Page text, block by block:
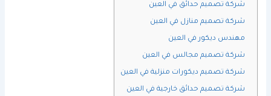
شركة تصميم حدائق في العين
شركة تصميم منازل في العين
مهندس ديكور في العين
شركة تصميم مجالس في العين
شركة تصميم ديكورات منزلية في العين
شركة تصميم حدائق خارجية في العين